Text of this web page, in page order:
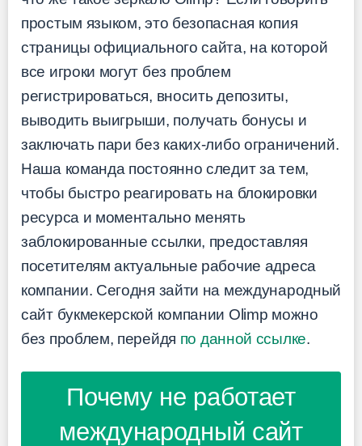
простым языком, это безопасная копия
страницы официального сайта, на которой
все игроки могут без проблем
регистрироваться, вносить депозиты,
выводить выигрыши, получать бонусы и
заключать пари без каких-либо ограничений.
Наша команда постоянно следит за тем,
чтобы быстро реагировать на блокировки
ресурса и моментально менять
заблокированные ссылки, предоставляя
посетителям актуальные рабочие адреса
компании. Сегодня зайти на международный
сайт букмекерской компании Olimp можно
без проблем, перейдя по данной ссылке.
Почему не работает
международный сайт